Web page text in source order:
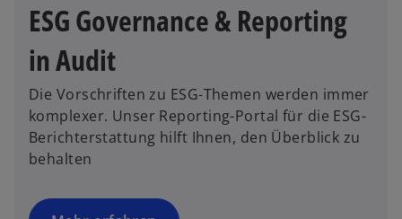
ESG Governance & Reporting
in Audit
Die Vorschriften zu ESG-Themen werden immer
komplexer. Unser Reporting-Portal für die ESG-
Berichterstattung hilft Ihnen, den Überblick zu
behalten